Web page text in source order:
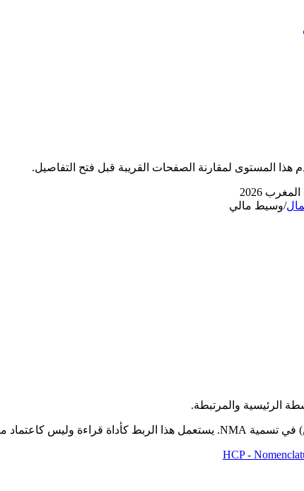
هذا المستوى لمقارنة الصفحات القريبة قبل فتح التفاصيل.
/وسيط مالي
HCP -